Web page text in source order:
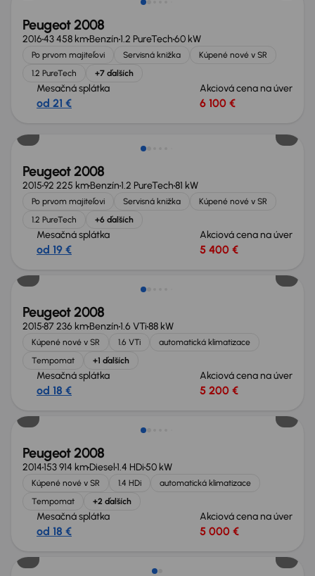
Peugeot 2008
201643 458 kmBenzín1.2 PureTech60 kW
Po prvom majiteľovi Servisná knižka
Kúpené nové v SR
1.2 PureTech
+7 ďalších
Mesačná splátka
od 21 €
Akciová cena na úver
6 100 €
Peugeot 2008
201592 225 kmBenzín1.2 PureTech81 kW
Po prvom majiteľovi Servisná knižka
Kúpené nové v SR
1.2 PureTech
+6 ďalších
Mesačná splátka
od 19 €
Akciová cena na úver
5 400 €
Možnosť odpočtu DPH
Peugeot 2008
201587 236 kmBenzín1.6 VTi88 kW
Kúpené nové v SR 1.6 VTi
automatická klimatizace
Tempomat
+1 ďalších
Mesačná splátka
od 18 €
Akciová cena na úver
5 200 €
Peugeot 2008
2014153 914 kmDiesel1.4 HDi50 kW
Kúpené nové v SR 1.4 HDi
automatická klimatizace
Tempomat
+2 ďalších
Mesačná splátka
od 18 €
Akciová cena na úver
5 000 €